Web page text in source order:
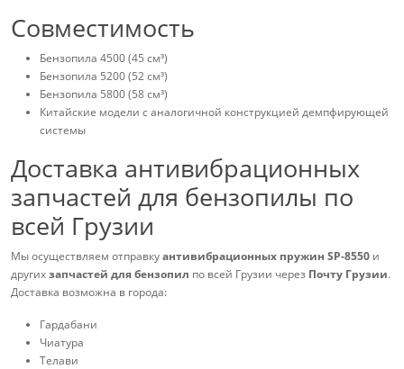
Совместимость
Бензопила 4500 (45 см³)
Бензопила 5200 (52 см³)
Бензопила 5800 (58 см³)
Китайские модели с аналогичной конструкцией демпфирующей
системы
Доставка антивибрационных
запчастей для бензопилы по
всей Грузии
Мы осуществляем отправкуантивибрационных пружин SP-8550 и
другихзапчастей для бензопил по всей Грузии через Почту Грузии.
Доставка возможна в города:
Гардабани
Чиатура
Телави